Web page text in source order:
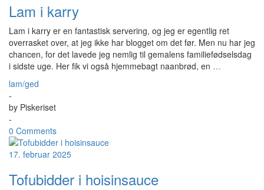
Lam i karry
Lam i karry er en fantastisk servering, og jeg er egentlig ret
overrasket over, at jeg ikke har blogget om det før. Men nu har jeg
chancen, for det lavede jeg nemlig til gemalens familiefødselsdag
i sidste uge. Her fik vi også hjemmebagt naanbrød, en …
lam/ged
-
by Piskeriset
-
0 Comments
17. februar 2025
Tofubidder i hoisinsauce